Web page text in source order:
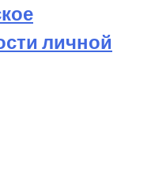
личной